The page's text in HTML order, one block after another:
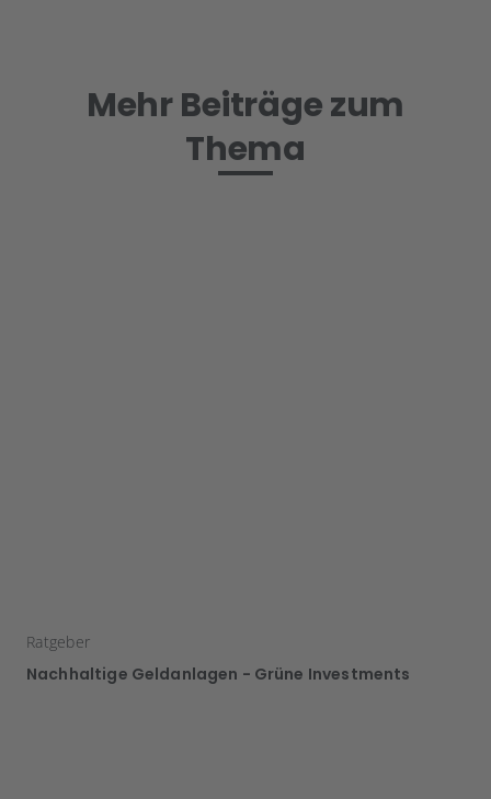
Mehr Beiträge zum
Thema
Ratgeber
Nachhaltige Geldanlagen - Grüne Investments